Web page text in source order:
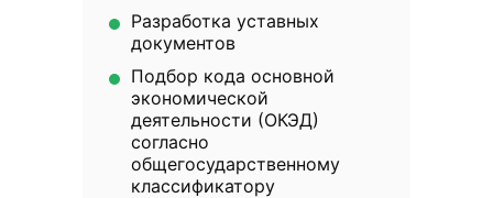
Разработка уставных
документов
Подбор кода основной
экономической
деятельности (ОКЭД)
согласно
общегосударственному
классификатору